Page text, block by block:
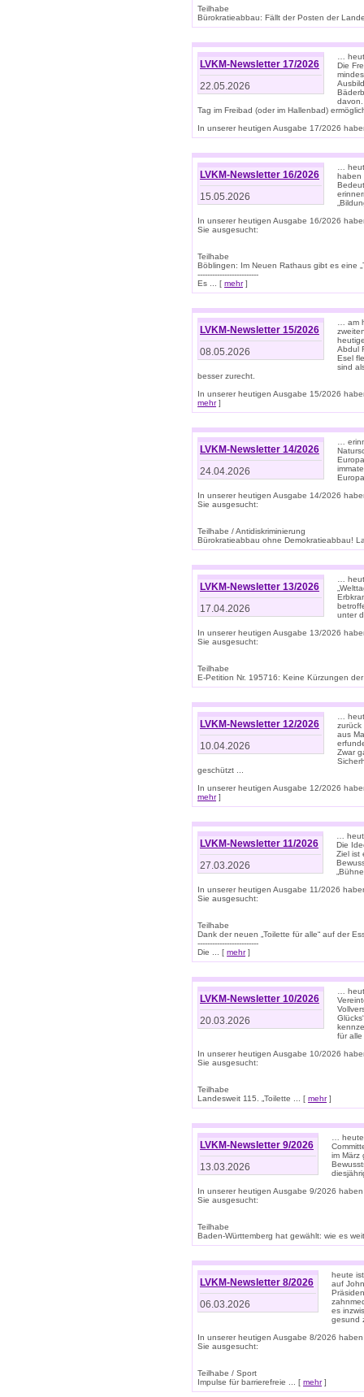
Teilhabe
Bürokratieabbau: Fällt der Posten der
LVKM-Newsletter 17/2026
22.05.2026
…
Die
davon.
Tag im Freibad (oder im Hallenbad)
In unserer heutigen Ausgabe 17/2026
LVKM-Newsletter 16/2026
15.05.2026
…
haben
In unserer heutigen Ausgabe 16/2026
Sie ausgesucht:
Teilhabe
Böblingen: Im Neuen Rathaus gibt es eine
-------------------------
Es ... [ mehr]
LVKM-Newsletter 15/2026
08.05.2026
… am
Abdul
Esel
sind
besser zurecht.
In unserer heutigen Ausgabe 15/2026
mehr]
LVKM-Newsletter 14/2026
24.04.2026
…
In unserer heutigen Ausgabe 14/2026
Sie ausgesucht:
Teilhabe / Antidiskriminierung
Bürokratieabbau ohne Demokratieabbau!
LVKM-Newsletter 13/2026
17.04.2026
…
unter
In unserer heutigen Ausgabe 13/2026
Sie ausgesucht:
Teilhabe
E-Petition Nr. 195716: Keine Kürzungen
LVKM-Newsletter 12/2026
10.04.2026
…
zurück
aus
Zwar
geschützt ...
In unserer heutigen Ausgabe 12/2026
mehr]
LVKM-Newsletter 11/2026
27.03.2026
…
Die
Ziel ist
In unserer heutigen Ausgabe 11/2026
Sie ausgesucht:
Teilhabe
Dank der neuen „Toilette für alle“ auf der
-------------------------
Die ... [ mehr]
LVKM-Newsletter 10/2026
20.03.2026
…
für
In unserer heutigen Ausgabe 10/2026
Sie ausgesucht:
Teilhabe
Landesweit 115. „Toilette ... [ mehr]
LVKM-Newsletter 9/2026
13.03.2026
…
im März
In unserer heutigen Ausgabe 9/2026
Sie ausgesucht:
Teilhabe
Baden-Württemberg hat gewählt: wie es
LVKM-Newsletter 8/2026
06.03.2026
heute
auf
es
gesund
In unserer heutigen Ausgabe 8/2026
Sie ausgesucht:
Teilhabe / Sport
Impulse für barrierefreie ... [ mehr]